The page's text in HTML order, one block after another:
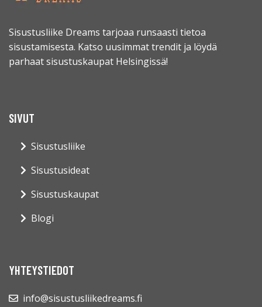
Sisustusliike Dreams tarjoaa runsaasti tietoa
sisustamisesta. Katso uusimmat trendit ja löydä
parhaat sisustuskaupat Helsingissä!
SIVUT
Sisustusliike
Sisustusideat
Sisustuskaupat
Blogi
YHTEYSTIEDOT
info@sisustusliikedreams.fi